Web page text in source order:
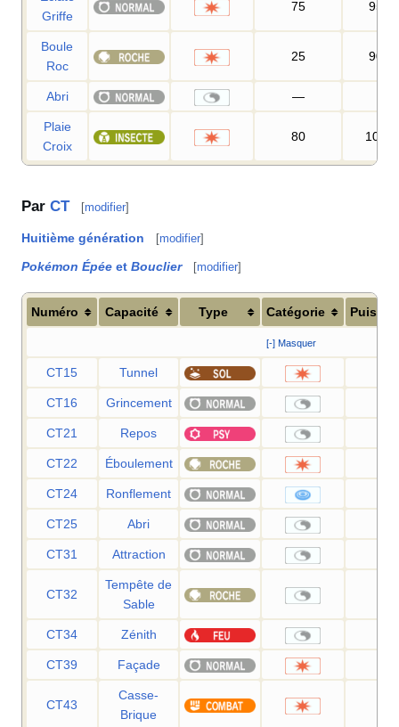
Griffe
75 95
Boule
Roc
25 90
Abri —
Plaie
Croix
80 100
Par CT [modifier]
Huitième génération [modifier]
Pokémon Épée et Bouclier [modifier]
Numéro Capacité Type Catégorie
[-] Masquer
CT15 Tunnel
CT16 Grincement
CT21 Repos
CT22 Éboulement
CT24 Ronflement
CT25 Abri
CT31 Attraction
CT32
Tempête de
Sable
CT34 Zénith
CT39 Façade
CT43
Casse-
Brique